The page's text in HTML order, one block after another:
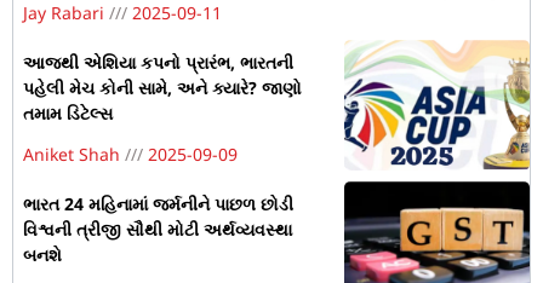
Jay Rabari
2025-09-11
આજથી એશિયા કપનો પ્રારંભ, ભારતની
પહેલી મેચ કોની સામે, અને ક્યારે? જાણો
તમામ ડિટેલ્સ
Aniket Shah
2025-09-09
ભારત 24 મહિનામાં જર્મનીને પાછળ છોડી
વિશ્વની ત્રીજી સૌથી મોટી અર્થવ્યવસ્થા
બનશે